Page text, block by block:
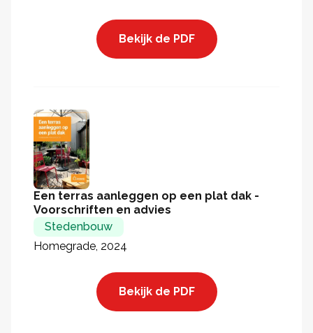
Bekijk de PDF
Een terras aanleggen op een plat dak -
Voorschriften en advies
Stedenbouw
Homegrade, 2024
Bekijk de PDF